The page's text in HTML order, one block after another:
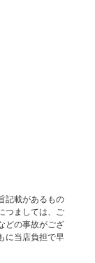
記載があるもの
つましては、ご
どの事故がござ
に当店負担で早